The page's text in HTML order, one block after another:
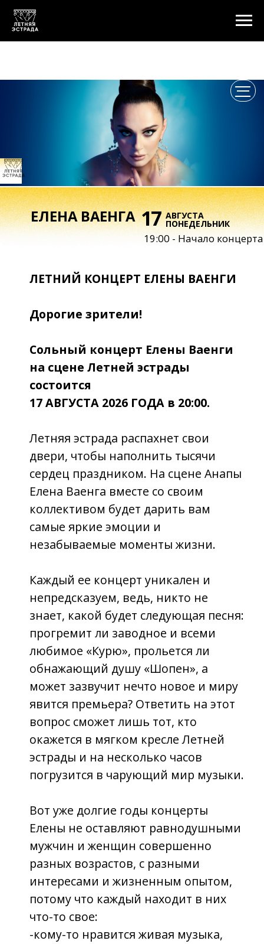
19:00 - Начало концерта
ЕЛЕНА ВАЕНГА 17 АВГУСТА
ПОНЕДЕЛЬНИК
ЛЕТНИЙ КОНЦЕРТ ЕЛЕНЫ ВАЕНГИ
Дорогие зрители!
состоится
17 АВГУСТА 2026 ГОДА в 20:00.
Летняя эстрада распахнет свои
Елена Ваенга вместе со своим
коллективом будет дарить вам
самые яркие эмоции и
незабываемые моменты жизни.
знает, какой будет следующая песня:
прогремит ли заводное и всеми
любимое «Курю», прольется ли
обнажающий душу «Шопен», а
может зазвучит нечто новое и миру
явится премьера? Ответить на этот
вопрос сможет лишь тот, кто
окажется в мягком кресле Летней
эстрады и на несколько часов
Вот уже долгие годы концерты
мужчин и женщин совершенно
разных возрастов, с разными
интересами и жизненным опытом,
потому что каждый находит в них
что-то свое:
-кому-то нравится живая музыка,
музыкантов творят на сцене
настоящую феерию, импровизируя
на ходу и подхватывая каждый вздох
певицы;
- кого-то привлекает разнообразие
музыкальных стилей от нежных
рока;
мурашками по телу, за слезами на
глазах, за звонким смехом и тихими
улыбками.
Но всех объединяет одно – любовь к
характером и южным сердцем. И,
конечно, любовь к ней самой – к её
харизме, таланту, самобытности и
неподдельной искренности, что в
наши дни встречается так редко!